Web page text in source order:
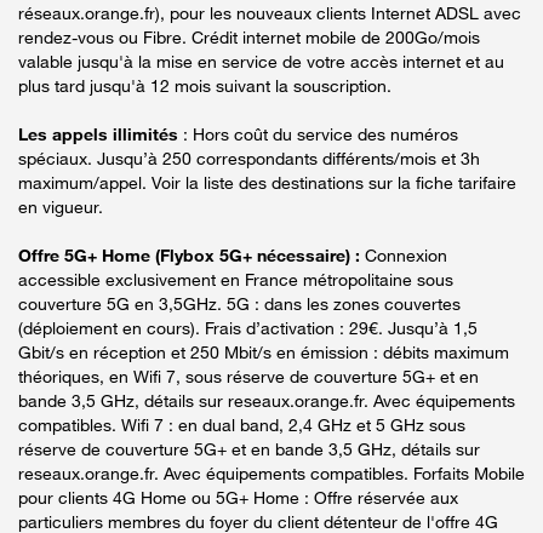
réseaux.orange.fr), pour les nouveaux clients Internet ADSL avec
rendez-vous ou Fibre. Crédit internet mobile de 200Go/mois
valable jusqu'à la mise en service de votre accès internet et au
plus tard jusqu'à 12 mois suivant la souscription.
Les appels illimités : Hors coût du service des numéros
spéciaux. Jusqu’à 250 correspondants différents/mois et 3h
maximum/appel. Voir la liste des destinations sur la fiche tarifaire
en vigueur.
Offre 5G+ Home (Flybox 5G+ nécessaire) : Connexion
accessible exclusivement en France métropolitaine sous
couverture 5G en 3,5GHz. 5G : dans les zones couvertes
(déploiement en cours). Frais d’activation : 29€. Jusqu’à 1,5
Gbit/s en réception et 250 Mbit/s en émission : débits maximum
théoriques, en Wifi 7, sous réserve de couverture 5G+ et en
bande 3,5 GHz, détails sur reseaux.orange.fr. Avec équipements
compatibles. Wifi 7 : en dual band, 2,4 GHz et 5 GHz sous
réserve de couverture 5G+ et en bande 3,5 GHz, détails sur
reseaux.orange.fr. Avec équipements compatibles. Forfaits Mobile
pour clients 4G Home ou 5G+ Home : Offre réservée aux
particuliers membres du foyer du client détenteur de l'offre 4G